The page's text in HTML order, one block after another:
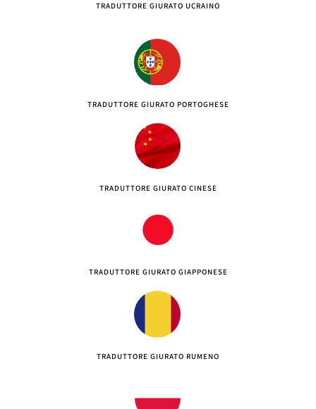
TRADUTTORE GIURATO UCRAINO
TRADUTTORE GIURATO PORTOGHESE
TRADUTTORE GIURATO CINESE
TRADUTTORE GIURATO GIAPPONESE
TRADUTTORE GIURATO RUMENO